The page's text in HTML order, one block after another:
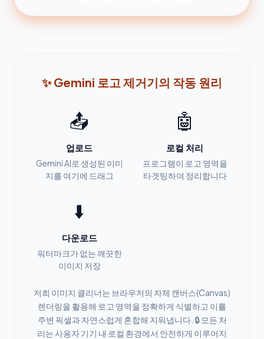
✨ Gemini 로고 제거기의 작동 원리
📤
업로드
Gemini AI로 생성된 이미
지를 여기에 드래그
🤖
로컬 처리
프로그램이 로고 영역을
타겟팅하여 정리합니다
⬇️
다운로드
워터마크가 없는 깨끗한
이미지 저장
저희 이미지 클리너는 브라우저의 자체 캔버스(Canvas)
렌더링을 활용해 로고 영역을 정확하게 식별하고 이를
주변 픽셀과 자연스럽게 혼합해 지워냅니다. 🔒 모든 처
리는 사용자 기기 내 로컬 환경에서 안전하게 이루어지